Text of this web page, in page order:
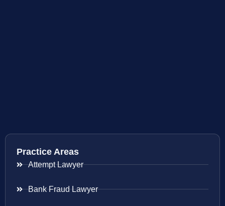
Practice Areas
Attempt Lawyer
Bank Fraud Lawyer